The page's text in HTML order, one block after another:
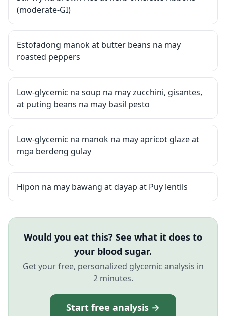
(moderate-GI)
Estofadong manok at butter beans na may
roasted peppers
Low-glycemic na soup na may zucchini, gisantes,
at puting beans na may basil pesto
Low-glycemic na manok na may apricot glaze at
mga berdeng gulay
Hipon na may bawang at dayap at Puy lentils
Would you eat this? See what it does to
your blood sugar.
Get your free, personalized glycemic analysis in
2 minutes.
Start free analysis →